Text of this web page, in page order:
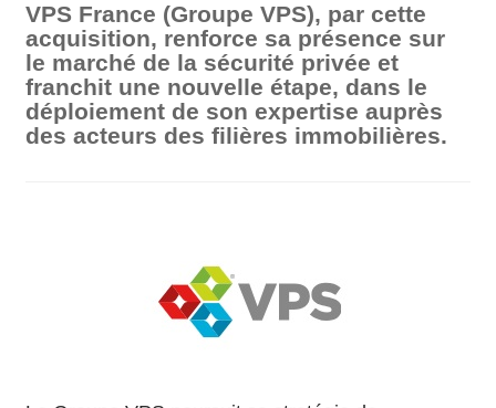
VPS France (Groupe VPS), par cette
acquisition, renforce sa présence sur
le marché de la sécurité privée et
franchit une nouvelle étape, dans le
déploiement de son expertise auprès
des acteurs des filières immobilières.